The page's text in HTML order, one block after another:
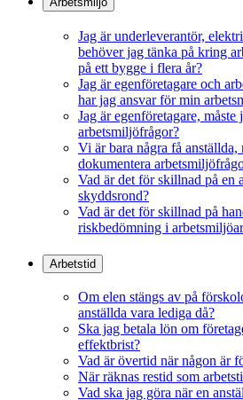
Jag är underleverantör,
behöver jag tänka på kring
på ett bygge i flera år?
Jag är egenföretagare och
har jag ansvar för min
Jag är egenföretagare, måste
arbetsmiljöfrågor?
Vi är bara några få anställda,
dokumentera
Vad är det för skillnad på en
skyddsrond?
Vad är det för skillnad på
riskbedömning i
Arbetstid
Om elen stängs av på
anställda vara lediga då?
Ska jag betala lön om
effektbrist?
Vad är övertid när någon är
När räknas restid som
Vad ska jag göra när en